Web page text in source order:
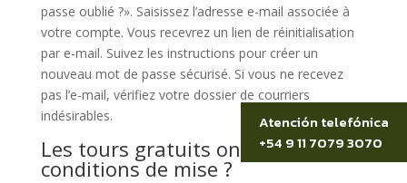
passe oublié ?». Saisissez l’adresse e-mail associée à
votre compte. Vous recevrez un lien de réinitialisation
par e-mail. Suivez les instructions pour créer un
nouveau mot de passe sécurisé. Si vous ne recevez
pas l’e-mail, vérifiez votre dossier de courriers
indésirables.
Les tours gratuits ont-ils des
conditions de mise ?
Atención telefónica
+54 9 11 7079 3070